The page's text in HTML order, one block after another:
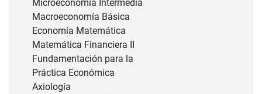
Microeconomía Intermedia
Macroeconomía Básica
Economía Matemática
Matemática Financiera II
Fundamentación para la
Práctica Económica
Axiología